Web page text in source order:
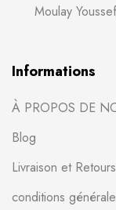
Moulay
Informations
À PROPOS DE
Blog
Livraison et Retours
conditions